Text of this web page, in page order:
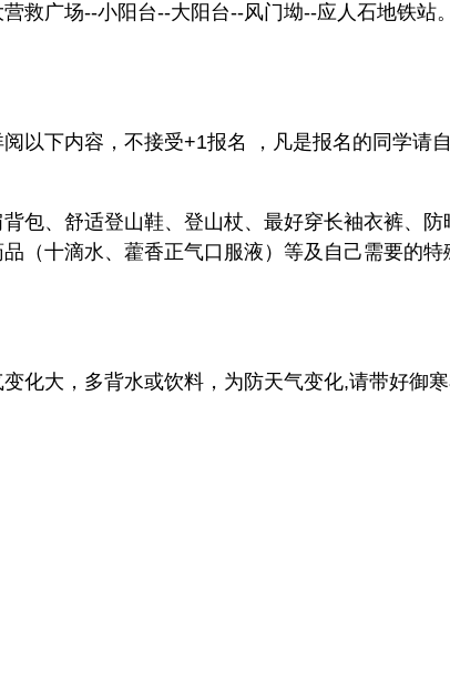
救广场--小阳台--大阳台--风门坳--应人石地铁站。
阅以下内容，不接受+1报名 ，凡是报名的同学请
背包、舒适登山鞋、登山杖、最好穿长袖衣裤、
（十滴水、藿香正气口服液）等及自己需要的
变化大，多背水或饮料，为防天气变化,请带好御